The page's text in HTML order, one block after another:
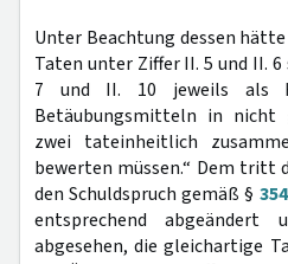
Unter Beachtung dessen
Taten unter Ziffer II. 5 und II.
7 und II. 10 jeweils als
Betäubungsmitteln in nicht
zwei tateinheitlich
bewerten müssen.“ Dem tritt
den Schuldspruch gemäß § 354
entsprechend abgeändert
abgesehen, die gleichartige